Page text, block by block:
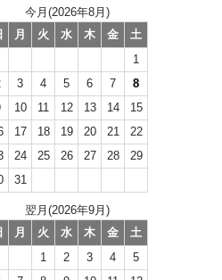
今月(2026年8月)
月 火 水 木 金
土
1
3 4 5 6 7
8
10 11 12 13 14
15
17 18 19 20 21
22
24 25 26 27 28
29
31
翌月(2026年9月)
月 火 水 木 金
土
1
2 3 4
5